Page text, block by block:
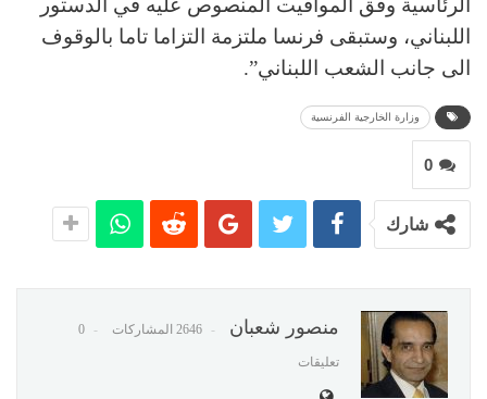
الرئاسية وفق المواقيت المنصوص عليه في الدستور
اللبناني، وستبقى فرنسا ملتزمة التزاما تاما بالوقوف
الى جانب الشعب اللبناني”.
وزارة الخارجية الفرنسية
0
شارك
منصور شعبان 2646 المشاركات 0
تعليقات